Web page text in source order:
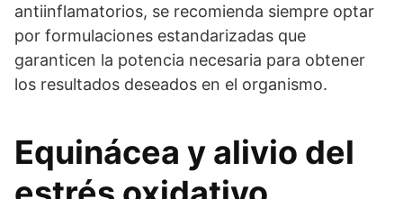
antiinflamatorios, se recomienda siempre optar
por formulaciones estandarizadas que
garanticen la potencia necesaria para obtener
los resultados deseados en el organismo.
Equinácea y alivio del